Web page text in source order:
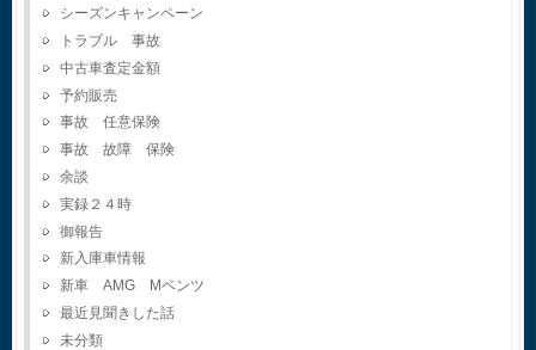
シーズンキャンペーン
トラブル 事故
中古車査定金額
予約販売
事故 任意保険
事故 故障 保険
余談
実録２４時
御報告
新入庫車情報
新車 AMG Mベンツ
最近見聞きした話
未分類